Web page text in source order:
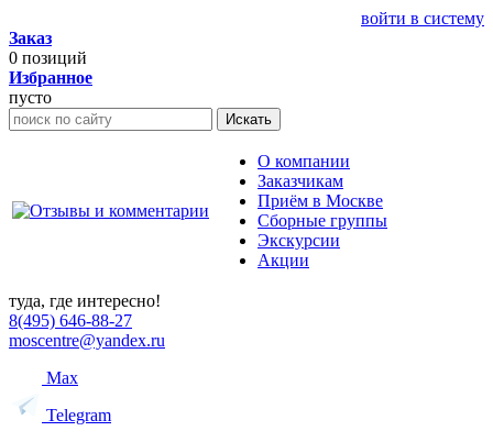
войти в систему
Заказ
0 позиций
Избранное
пусто
Искать
О компании
Заказчикам
Приём в Москве
Сборные группы
Экскурсии
Акции
туда, где интересно!
8(495) 646-88-27
moscentre@yandex.ru
Max
Telegram